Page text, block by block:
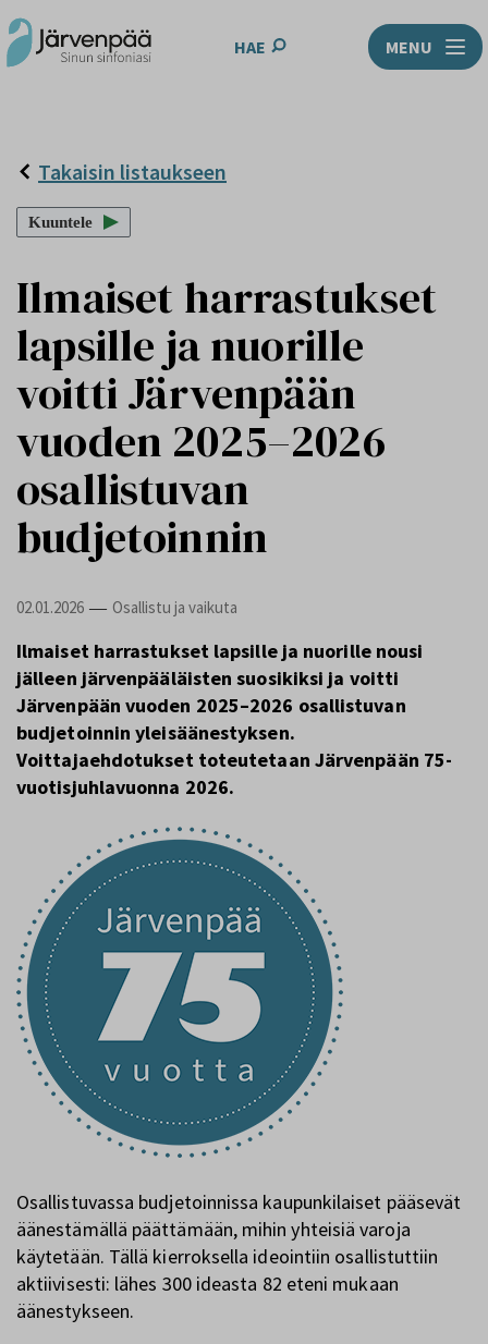
HAE MENU
Takaisin listaukseen
Kuuntele
Ilmaiset harrastukset
lapsille ja nuorille
voitti Järvenpään
vuoden 2025–2026
osallistuvan
budjetoinnin
02.01.2026 — Osallistu ja vaikuta
Ilmaiset harrastukset lapsille ja nuorille nousi
jälleen järvenpääläisten suosikiksi ja voitti
Järvenpään vuoden 2025–2026 osallistuvan
budjetoinnin yleisäänestyksen.
Voittajaehdotukset toteutetaan Järvenpään 75-
vuotisjuhlavuonna 2026.
Osallistuvassa budjetoinnissa kaupunkilaiset pääsevät
äänestämällä päättämään, mihin yhteisiä varoja
käytetään. Tällä kierroksella ideointiin osallistuttiin
aktiivisesti: lähes 300 ideasta 82 eteni mukaan
äänestykseen.